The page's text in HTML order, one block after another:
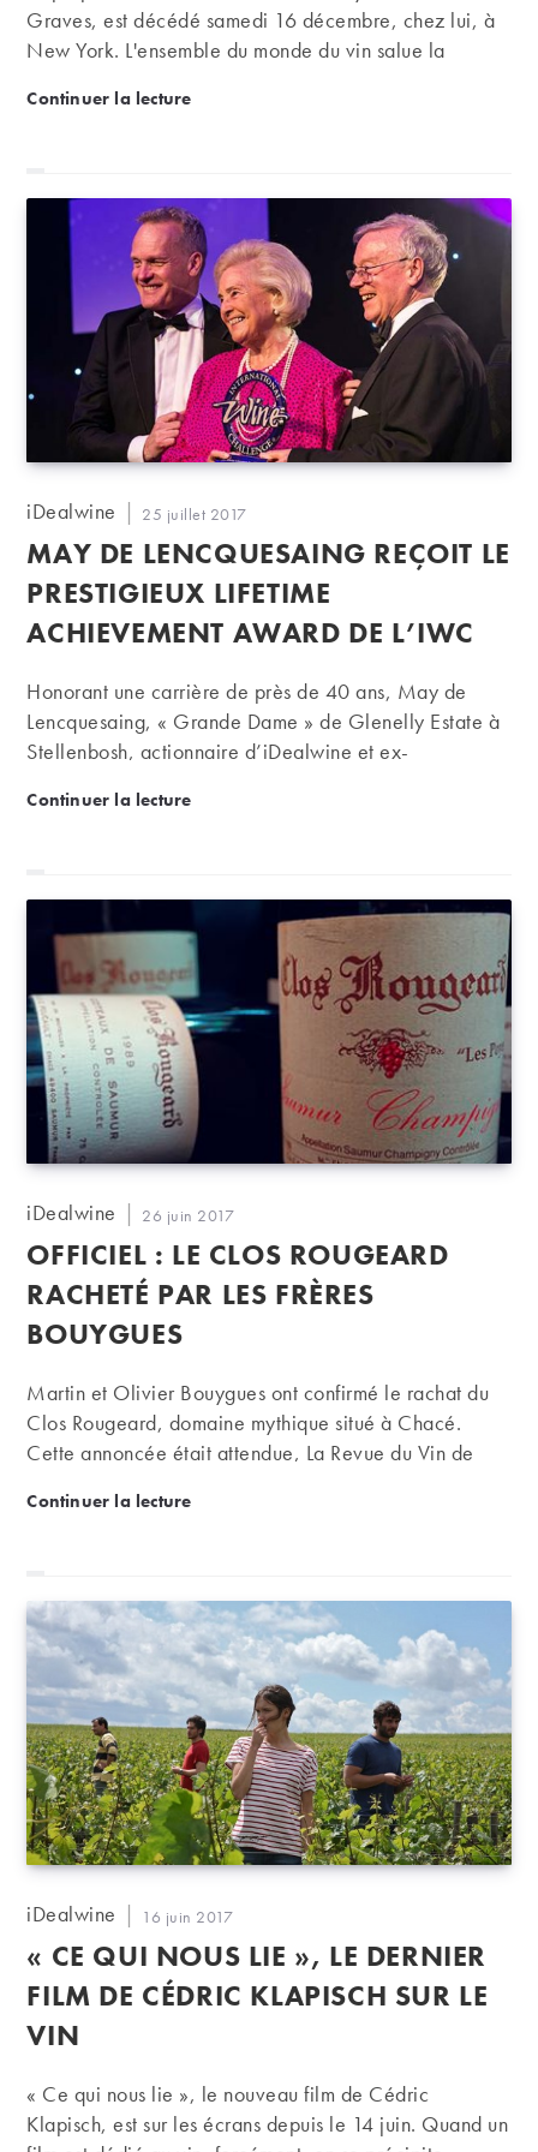
Graves, est décédé samedi 16 décembre, chez lui, à
New York. L'ensemble du monde du vin salue la
banque américaine "M&T Bank", mais aussi grand
américaines.
Continuer la lectureDisparition de Robert G. Wilmers, propriétaire du
Auteur/autrice
la
publication :
iDealwine
Publication
publiée :
25 juillet 2017
MAY DE LENCQUESAING REÇOIT LE
PRESTIGIEUX LIFETIME
ACHIEVEMENT AWARD DE L’IWC
Honorant une carrière de près de 40 ans, May de
Lencquesaing, « Grande Dame » de Glenelly Estate à
Stellenbosh, actionnaire d’iDealwine et ex-
Lalande, a reçu le prestigieux Lifetime Achievement
Continuer la lectureMay de Lencquesaing reçoit le prestigieux
Auteur/autrice
la
publication :
iDealwine
Publication
publiée :
26 juin 2017
OFFICIEL : LE CLOS ROUGEARD
RACHETÉ PAR LES FRÈRES
BOUYGUES
Martin et Olivier Bouygues ont confirmé le rachat du
Clos Rougeard, domaine mythique situé à Chacé.
Cette annoncée était attendue, La Revue du Vin de
janvier dernier. C'est une page de l'histoire du
domaine de 11 hectares situés à Chacé à quelques
kilomètres de Saumur. Sa renommée s'est construite
grâce au formidable travail des frères Foucault : Jean-
Louis (dit "Charly) et Bernard (dit "Nady"), 8ème
génération de vignerons…
Continuer la lectureOfficiel : le Clos Rougeard racheté par les frères
Auteur/autrice
la
publication :
iDealwine
Publication
publiée :
16 juin 2017
« CE QUI NOUS LIE », LE DERNIER
FILM DE CÉDRIC KLAPISCH SUR LE
VIN
« Ce qui nous lie », le nouveau film de Cédric
Klapisch, est sur les écrans depuis le 14 juin. Quand un